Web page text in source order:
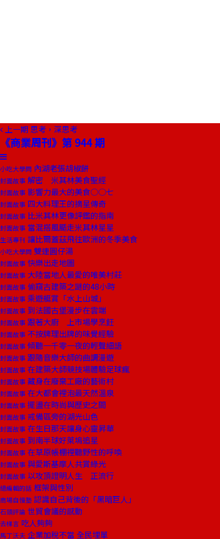
上一期 思考，深思考
《商業周刊》第 944 期
小吃大學問 內湖老張胡椒餅
封面故事 解密 米其林美食聖經
封面故事 影響力最大的美食○○七
封面故事 四大料理王的摘星傳奇
封面故事 比米其林更像評鑑的指南
封面故事 當混搭風颳走米其林星星
生活專刊 讓比爾蓋茲飛往歐洲的冬季美食
小吃大學問 雙連圓仔湯
封面故事 快樂出走地圖
封面故事 大陸當地人最愛的唯美村莊
封面故事 偷窺古建築之謎的48小時
封面故事 乘遊艇賞「水上山城」
封面故事 到法國古堡漫步在雲端
封面故事 跟著大廚 上市場學烹飪
封面故事 不按牌理出牌的味覺經驗
封面故事 傾聽一千零一夜的輕聲細語
封面故事 跟隨音樂大師的曲調漫遊
封面故事 在建築大師競技場體驗足球瘋
封面故事 藏身在廢棄工廠的藝術村
封面故事 在大都會裡泡最天然溫泉
封面故事 擺盪在時尚與歷史之間
封面故事 戒備區旁的湖光山色
封面故事 在生日那天讓身心靈昇華
封面故事 到南半球好萊塢追星
封面故事 在草原帳棚裡聽野性的呼喚
封面故事 與愛斯基摩人共賞綠光
封面故事 以攻頂證明人生 正流行
總編輯的話 框架與性別
商場自慢塾 認識自己背後的「黑暗巨人」
石頭評論 世貿會議的感動
去梯言 吃人夠夠
馬丁沃夫 企業加稅不當 全民埋單